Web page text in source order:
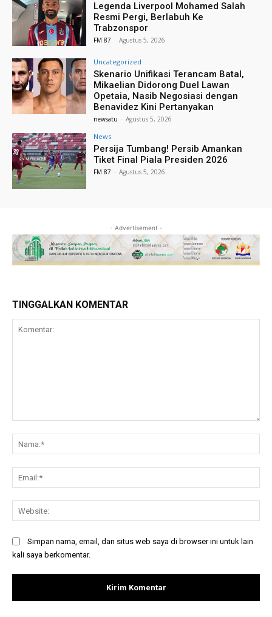
Legenda Liverpool Mohamed Salah
Resmi Pergi, Berlabuh Ke
Trabzonspor
FM 87 - Agustus 5, 2026
Uncategorized
Skenario Unifikasi Terancam Batal,
Mikaelian Didorong Duel Lawan
Opetaia, Nasib Negosiasi dengan
Benavidez Kini Pertanyakan
newsatu - Agustus 5, 2026
News
Persija Tumbang! Persib Amankan
Tiket Final Piala Presiden 2026
FM 87 - Agustus 5, 2026
- Advertisement -
TINGGALKAN KOMENTAR
Simpan nama, email, dan situs web saya di browser ini untuk lain
kali saya berkomentar.